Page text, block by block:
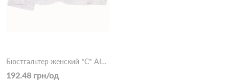
Бюстгальтер женский *C* AIMINA 1750 1,1 Пудра
192.48 грн/од